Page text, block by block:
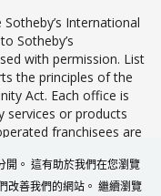
International
Sotheby’s
with permission. List
the principles of the
Act. Each office is
services or products
franchisees are
of its affiliated
。 這有助於我們在您瀏覽
改善我們的網站。 繼續瀏覽